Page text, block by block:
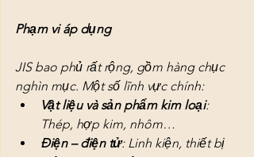
Phạm vi áp dụng
JIS bao phủ rất rộng, gồm hàng chục
nghìn mục. Một số lĩnh vực chính:
Vật liệu và sản phẩm kim loại:
Thép, hợp kim, nhôm…
Điện – điện tử: Linh kiện, thiết bị